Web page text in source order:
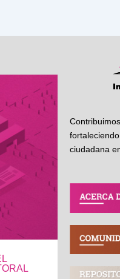
ciudadana